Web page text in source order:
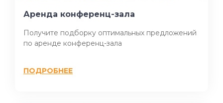
Аренда конференц-зала
Получите подборку оптимальных предложений
по аренде конференц-зала
ПОДРОБНЕЕ